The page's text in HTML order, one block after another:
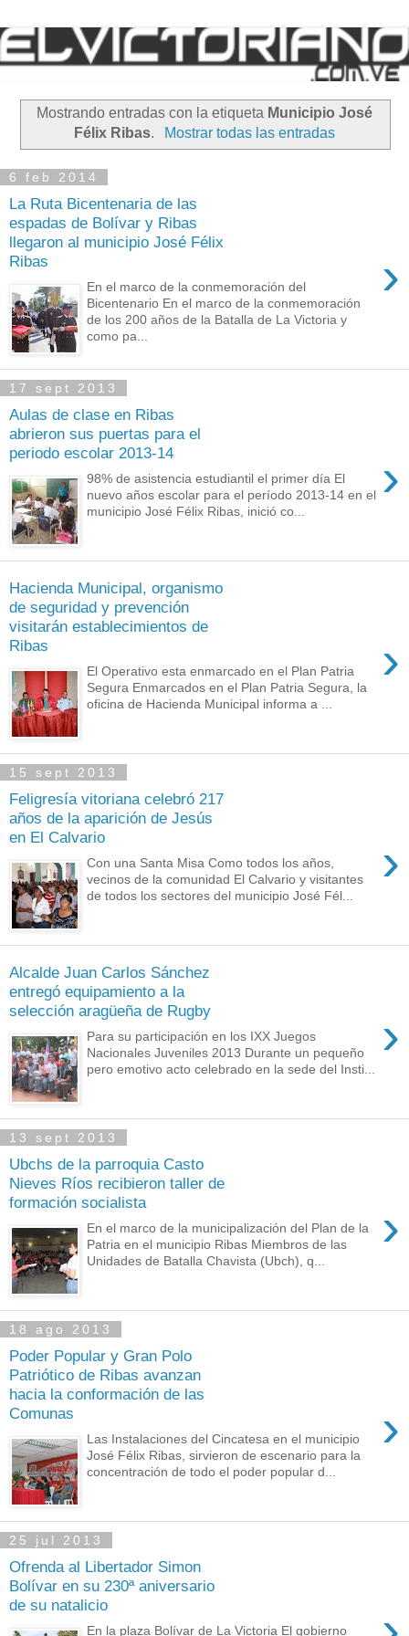
Mostrando entradas con la etiqueta Municipio José
Félix Ribas. Mostrar todas las entradas
6 feb 2014
La Ruta Bicentenaria de las
espadas de Bolívar y Ribas
llegaron al municipio José Félix
Ribas
›
En el marco de la conmemoración del
Bicentenario En el marco de la conmemoración
de los 200 años de la Batalla de La Victoria y
como pa...
17 sept 2013
Aulas de clase en Ribas
abrieron sus puertas para el
periodo escolar 2013-14
›
98% de asistencia estudiantil el primer día El
nuevo años escolar para el período 2013-14 en el
municipio José Félix Ribas, inició co...
Hacienda Municipal, organismo
de seguridad y prevención
visitarán establecimientos de
Ribas
›
El Operativo esta enmarcado en el Plan Patria
Segura Enmarcados en el Plan Patria Segura, la
oficina de Hacienda Municipal informa a ...
15 sept 2013
Feligresía vitoriana celebró 217
años de la aparición de Jesús
en El Calvario
›
Con una Santa Misa Como todos los años,
vecinos de la comunidad El Calvario y visitantes
de todos los sectores del municipio José Fél...
Alcalde Juan Carlos Sánchez
entregó equipamiento a la
selección aragüeña de Rugby
›
Para su participación en los IXX Juegos
Nacionales Juveniles 2013 Durante un pequeño
pero emotivo acto celebrado en la sede del Insti...
13 sept 2013
Ubchs de la parroquia Casto
Nieves Ríos recibieron taller de
formación socialista
›
En el marco de la municipalización del Plan de la
Patria en el municipio Ribas Miembros de las
Unidades de Batalla Chavista (Ubch), q...
18 ago 2013
Poder Popular y Gran Polo
Patriótico de Ribas avanzan
hacia la conformación de las
Comunas
›
Las Instalaciones del Cincatesa en el municipio
José Félix Ribas, sirvieron de escenario para la
concentración de todo el poder popular d...
25 jul 2013
Ofrenda al Libertador Simon
Bolívar en su 230ª aniversario
de su natalicio
En la plaza Bolívar de La Victoria El gobierno